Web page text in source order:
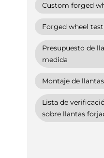
Custom forged
Forged wheel
Presupuesto de
medida
Montaje de
Lista de
sobre llantas